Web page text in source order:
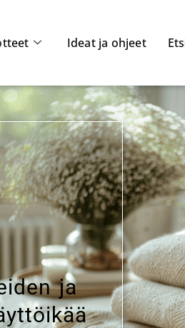
Ideat ja ohjeet
ja